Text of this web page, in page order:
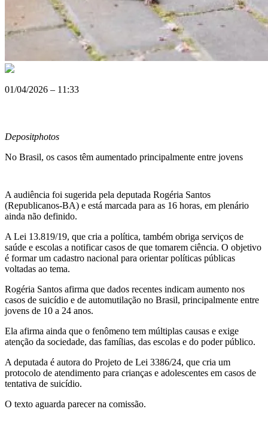
01/04/2026 – 11:33
Depositphotos
No Brasil, os casos têm aumentado principalmente entre jovens
A audiência foi sugerida pela deputada Rogéria Santos
(Republicanos-BA) e está marcada para as 16 horas, em plenário
ainda não definido.
A Lei 13.819/19, que cria a política, também obriga serviços de
saúde e escolas a notificar casos de que tomarem ciência. O objetivo
é formar um cadastro nacional para orientar políticas públicas
voltadas ao tema.
Rogéria Santos afirma que dados recentes indicam aumento nos
casos de suicídio e de automutilação no Brasil, principalmente entre
jovens de 10 a 24 anos.
Ela afirma ainda que o fenômeno tem múltiplas causas e exige
atenção da sociedade, das famílias, das escolas e do poder público.
A deputada é autora do Projeto de Lei 3386/24, que cria um
protocolo de atendimento para crianças e adolescentes em casos de
tentativa de suicídio.
O texto aguarda parecer na comissão.